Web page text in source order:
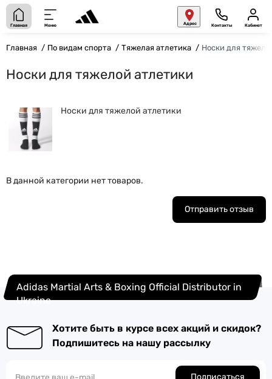
Главная Меню Адрес Контакты Кабинет
Главная По видам спорта Тяжелая атлетика Носки для
Носки для тяжелой атлетики
Носки для тяжелой атлетики
В данной категории нет товаров.
Отправить отзыв
Adidas Martial Arts & Boxing Official Distributor in
Ukraine
Хотите быть в курсе всех акций и скидок?
Подпишитесь на нашу рассылку
Подписаться